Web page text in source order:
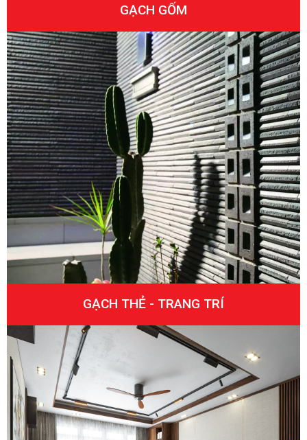
GẠCH GỐM
GẠCH THẺ - TRANG TRÍ